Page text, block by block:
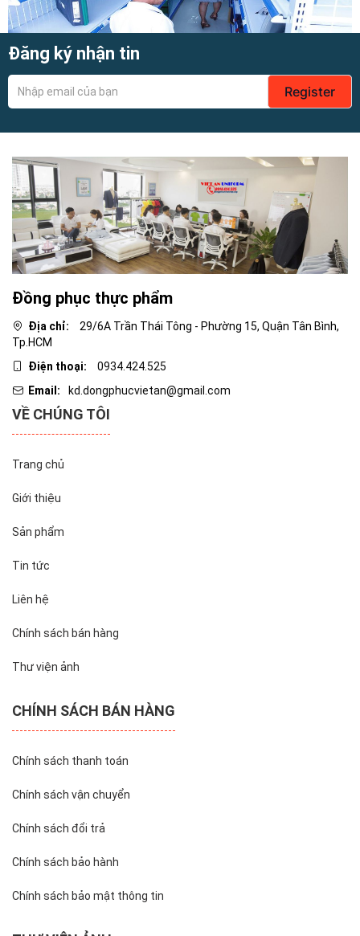
Đăng ký nhận tin
Register
Đồng phục thực phẩm
Địa chỉ:
29/6A Trần Thái Tông - Phường 15, Quận Tân Bình,
Tp.HCM
Điện thoại:
0934.424.525
Email:
kd.dongphucvietan@gmail.com
VỀ CHÚNG TÔI
Trang chủ
Giới thiệu
Sản phẩm
Tin tức
Liên hệ
Chính sách bán hàng
Thư viện ảnh
CHÍNH SÁCH BÁN HÀNG
Chính sách thanh toán
Chính sách vận chuyển
Chính sách đổi trả
Chính sách bảo hành
Chính sách bảo mật thông tin